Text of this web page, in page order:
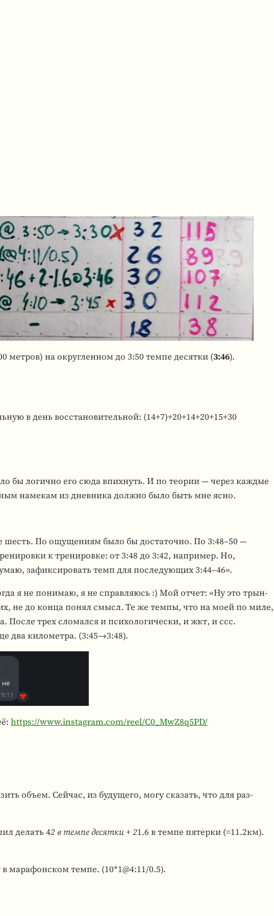
метров) на округ­лен­ном до 3:50 темпе десятки (3:46).
в день восстановительной: (14+7)+20+14+20+15+30
бы логично его сюда впих­нуть. И по теории — через каждые
наме­кам из днев­ника должно было быть мне ясно.
шесть. По ощу­ще­ниям было бы доста­точно. По 3:48–50 —
к тре­ни­ровке: от 3:48 до 3:42, напри­мер. Но,
зафик­си­ро­вать темп для после­ду­ю­щих 3:44–46».
я не пони­маю, я не справ­ля­юсь :) Мой отчет: «Ну это трын­
не до конца понял смысл. Те же темпы, что на моей по миле,
После трех сло­мался и пси­хо­ло­ги­че­ски, и жкт, и ссс.
два кило­метра. (3:45→3:48).
https://www.instagram.com/reel/C0_MwZ8q5PD/
объем. Сейчас, из буду­щего, могу ска­зать, что для раз­
делать 42 в темпе десятки + 21.6 в темпе пятерки (=11.2км).
марафонском темпе. (10*1@4:11/0.5).